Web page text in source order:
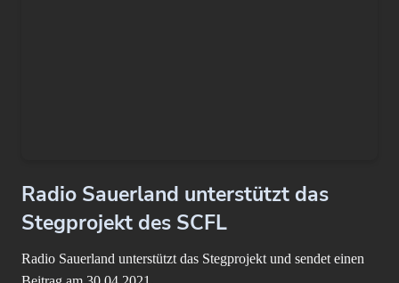
Radio Sauerland unterstützt das
Stegprojekt des SCFL
Radio Sauerland unterstützt das Stegprojekt und sendet einen